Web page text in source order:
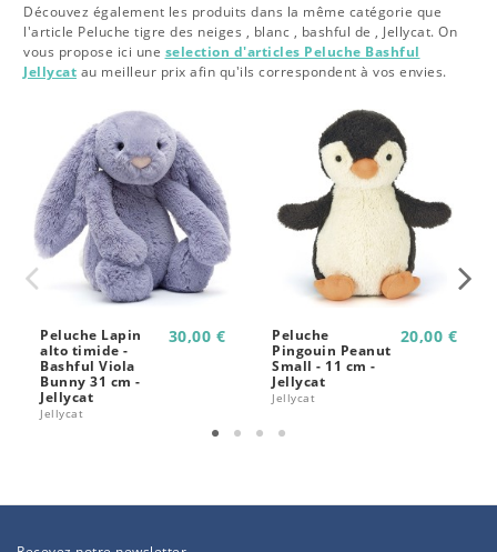
Découvez également les produits dans la même catégorie que
l'article Peluche tigre des neiges , blanc , bashful de , Jellycat. On
vous propose ici une selection d'articles Peluche Bashful
Jellycat au meilleur prix afin qu'ils correspondent à vos envies.
Peluche Lapin
alto timide -
Bashful Viola
Bunny 31 cm -
Jellycat
Jellycat
30,00 €
Peluche
Pingouin Peanut
Small - 11 cm -
Jellycat
Jellycat
20,00 €